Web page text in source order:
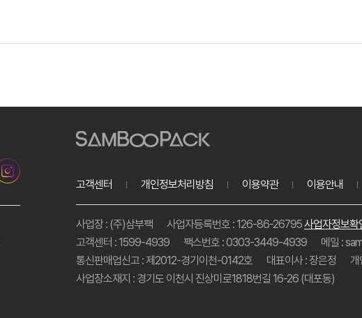
고객센터 개인정보처리방침 이용약관 이용안내
사업장 : (주)삼부팩 사업자등록번호 : 126-86-26795사업자정보확
고객센터 : 1599-4939
팩스번호 : 0303-3449-4939
메일 :
통신판매업신고 : 제2012-경기이천-0142호
대표이사 : 장은정
개
사업장소재지 : 경기도 이천시 진상미로1818번길 16-26 (대포동)